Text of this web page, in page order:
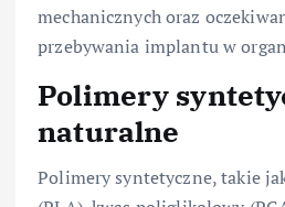
mechanicznych oraz
przebywania implantu w
Polimery
naturalne
Polimery syntetyczne, takie